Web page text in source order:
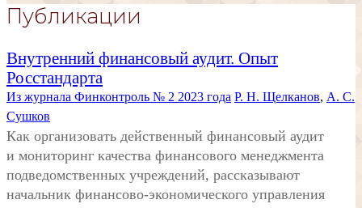
Публикации
Внутренний финансовый аудит. Опыт
Росстандарта
Из журнала Финконтроль № 2 2023 года Р. Н. Щелканов, А. С.
Сушков
Как организовать действенный финансовый аудит
и мониторинг качества финансового менеджмента
подведомственных учреждений, рассказывают
начальник финансово-экономического управления